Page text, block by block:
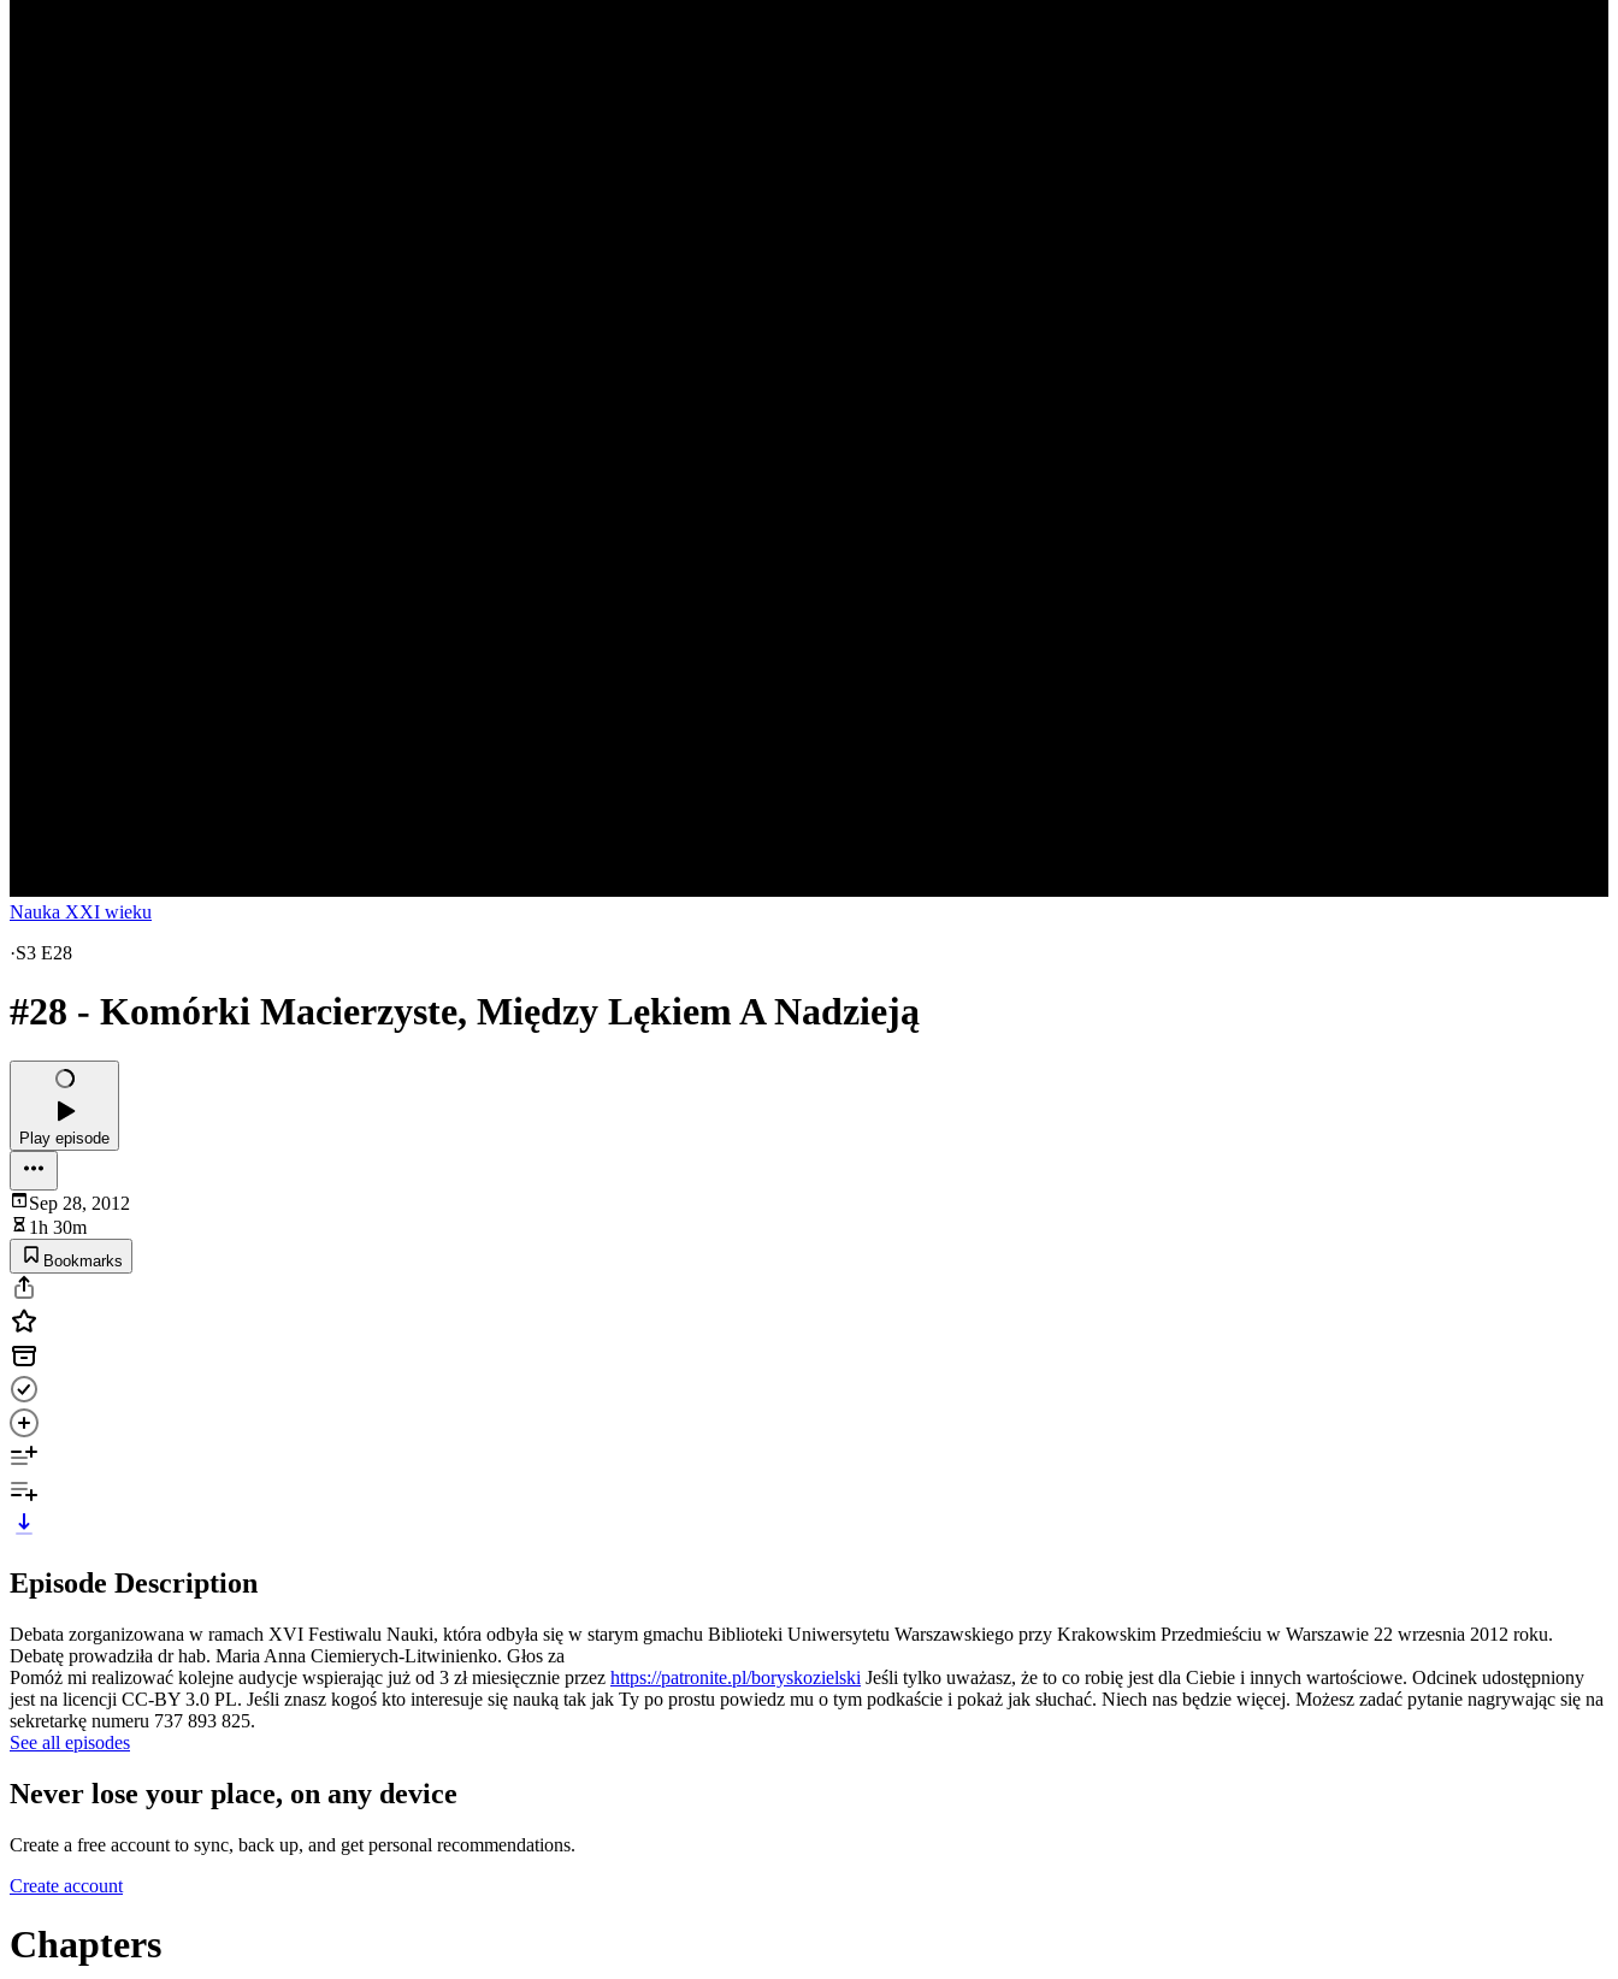
Nauka XXI wieku
·S3 E28
#28 - Komórki Macierzyste, Między Lękiem A Nadzieją
Play episode
Sep 28, 2012
1h 30m
Bookmarks
Episode Description
Debata zorganizowana w ramach XVI Festiwalu Nauki, która odbyła się w starym gmachu Biblioteki Uniwersytetu Warszawskiego przy Krakowskim Przedmieściu w Warszawie 22 wrzesnia 2012 roku.
Debatę prowadziła dr hab. Maria Anna Ciemierych-Litwinienko. Głos za
Pomóż mi realizować kolejne audycje wspierając już od 3 zł miesięcznie przez https://patronite.pl/boryskozielski Jeśli tylko uważasz, że to co robię jest dla Ciebie i innych wartościowe. Odcinek udostępniony
jest na licencji CC-BY 3.0 PL. Jeśli znasz kogoś kto interesuje się nauką tak jak Ty po prostu powiedz mu o tym podkaście i pokaż jak słuchać. Niech nas będzie więcej. Możesz zadać pytanie nagrywając się na
sekretarkę numeru 737 893 825.
See all episodes
Never lose your place, on any device
Create a free account to sync, back up, and get personal recommendations.
Create account
Chapters